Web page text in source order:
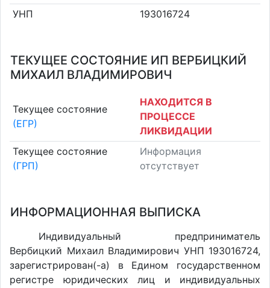
УНП
193016724
ТЕКУЩЕЕ СОСТОЯНИЕ ИП ВЕРБИЦКИЙ
МИХАИЛ ВЛАДИМИРОВИЧ
Текущее состояние
(ЕГР)
НАХОДИТСЯ В
ПРОЦЕССЕ
ЛИКВИДАЦИИ
Текущее состояние
(ГРП)
Информация
отсутствует
ИНФОРМАЦИОННАЯ ВЫПИСКА
Индивидуальный предприниматель
Вербицкий Михаил Владимирович УНП 193016724,
зарегистрирован(-а) в Едином государственном
регистре юридических лиц и индивидуальных